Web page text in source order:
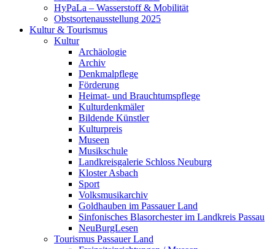
HyPaLa – Wasserstoff & Mobilität
Obstsortenausstellung 2025
Kultur & Tourismus
Kultur
Archäologie
Archiv
Denkmalpflege
Förderung
Heimat- und Brauchtumspflege
Kulturdenkmäler
Bildende Künstler
Kulturpreis
Museen
Musikschule
Landkreisgalerie Schloss Neuburg
Kloster Asbach
Sport
Volksmusikarchiv
Goldhauben im Passauer Land
Sinfonisches Blasorchester im Landkreis Passau
NeuBurgLesen
Tourismus Passauer Land